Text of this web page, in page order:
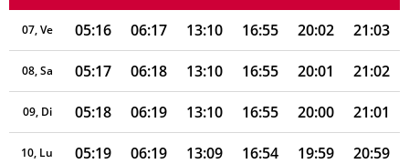
07, Ve 05:16 06:17 13:10 16:55 20:02 21:03
08, Sa 05:17 06:18 13:10 16:55 20:01 21:02
09, Di 05:18 06:19 13:10 16:55 20:00 21:01
10, Lu 05:19 06:19 13:09 16:54 19:59 20:59